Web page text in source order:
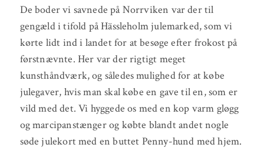
De boder vi savnede på Norrviken var der til
gengæld i tifold på Hässleholm julemarked, som vi
kørte lidt ind i landet for at besøge efter frokost på
førstnævnte. Her var der rigtigt meget
kunsthåndværk, og således mulighed for at købe
julegaver, hvis man skal købe en gave til en, som er
vild med det. Vi hyggede os med en kop varm gløgg
og marcipanstænger og købte blandt andet nogle
søde julekort med en buttet Penny-hund med hjem.